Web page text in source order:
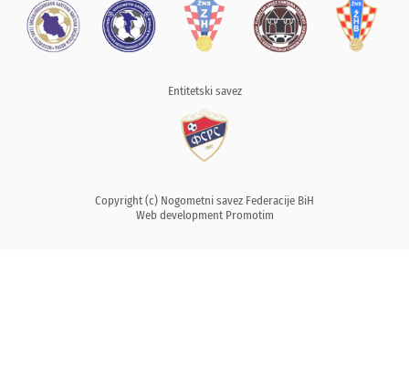
Entitetski savez
Copyright (c) Nogometni savez Federacije BiH
Web development Promotim